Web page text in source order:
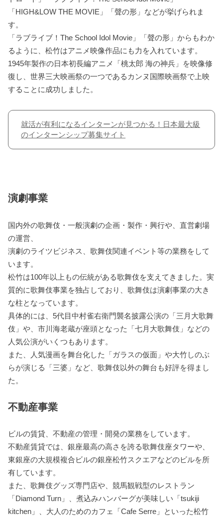
「HIGH&LOW THE MOVIE」「聲の形」などが挙げられま
す。
「ラブライブ！The School Idol Movie」「聲の形」からもわか
るように、松竹はアニメ映像作品にも力を入れています。
1945年製作の日本初長編アニメ「桃太郎 海の神兵」を映像修
復し、世界三大映画祭の一つであるカンヌ国際映画祭で上映
することに成功しました。
就活が有利になるインターンが見つかる！日本最大級
のインターンシップ募集サイト
演劇事業
国内外の歌舞伎・一般演劇の企画・製作・興行や、直営劇場
の運営、
演劇のライツビジネス、歌舞伎関連イベント等の業務をして
います。
松竹は100年以上もの伝統がある歌舞伎を支えてきました。実
質的に歌舞伎事業を独占しており、歌舞伎は演劇事業の大き
な柱となっています。
具体的には、5代目中村雀右衛門襲名披露公演の「三月大歌舞
伎」や、市川海老蔵が座頭となった「七月大歌舞伎」などの
人気公演がいくつもあります。
また、人気漫画を舞台化した「ガラスの仮面」や大竹しのぶ
らが演じる「三婆」など、歌舞伎以外の舞台も好評を得まし
た。
不動産事業
ビルの賃貸、不動産の管理・開発の業務をしています。
不動産賃貸では、銀座最高の高さを誇る歌舞伎座タワーや、
東銀座の大規模複合ビルの銀座松竹スクエアなどのビルを所
有しています。
また、歌舞伎グッズ専門店や、競馬観戦型のレストラン
「Diamond Turn」、煮込みハンバーグが美味しい「tsukiji
kitchen」、大人のためのカフェ「Cafe Serre」といった松竹